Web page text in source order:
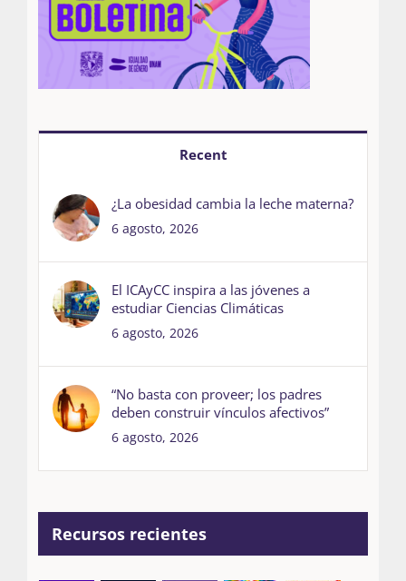
Recent
¿La obesidad cambia la leche materna?
6 agosto, 2026
El ICAyCC inspira a las jóvenes a
estudiar Ciencias Climáticas
6 agosto, 2026
“No basta con proveer; los padres
deben construir vínculos afectivos”
6 agosto, 2026
Recursos recientes